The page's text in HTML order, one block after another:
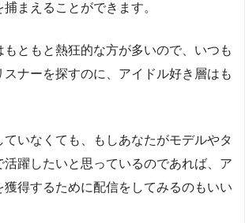
まえることができます。
もともと熱狂的な方が多いので、いつも
スナーを探すのに、アイドル好き層はも
ていなくても、もしあなたがモデルやタ
活躍したいと思っているのであれば、ア
獲得するために配信をしてみるのもいい